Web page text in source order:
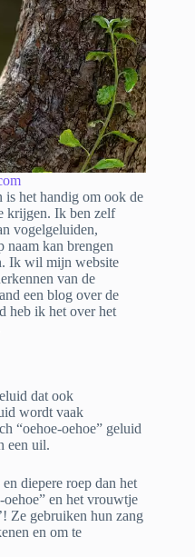
is het handig om ook de
krijgen. Ik ben zelf
vogelgeluiden,
naam kan brengen
Ik wil mijn website
van de
een blog over de
heb ik het over het
dat ook
wordt vaak
“oehoe-oehoe” geluid
een uil.
diepere roep dan het
en het vrouwtje
Ze gebruiken hun zang
en om te